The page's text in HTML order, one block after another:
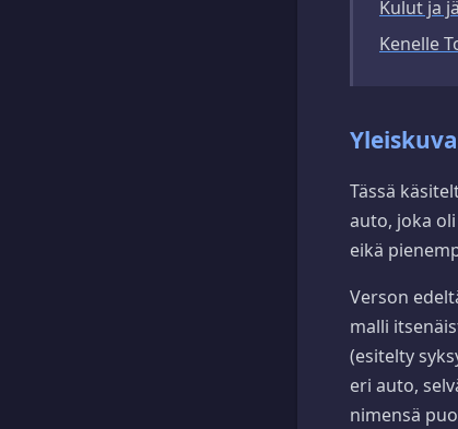
Kulut ja
Kenelle
Tässä
auto, joka
eikä
Verson
malli
(esitelty
eri auto,
nimensä